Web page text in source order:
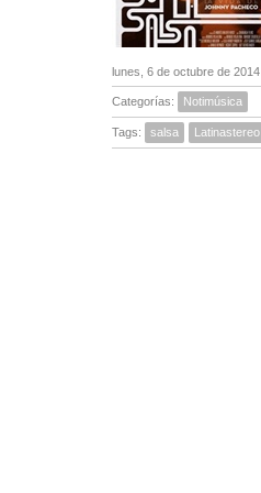
lunes, 6 de octubre de 2014
Categorías: Notimúsica
Tags: salsa Latinastereo